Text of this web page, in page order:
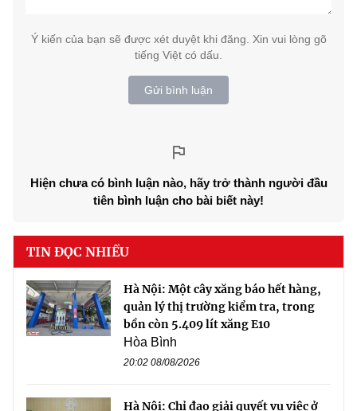
Ý kiến của bạn sẽ được xét duyệt khi đăng. Xin vui lòng gõ
tiếng Việt có dấu.
Gửi bình luận
Hiện chưa có bình luận nào, hãy trở thành người đầu
tiên bình luận cho bài biết này!
TIN ĐỌC NHIỀU
Hà Nội: Một cây xăng báo hết hàng,
quản lý thị trường kiểm tra, trong
bồn còn 5.409 lít xăng E10
Hòa Bình
20:02 08/08/2026
Hà Nội: Chỉ đạo giải quyết vụ việc ở